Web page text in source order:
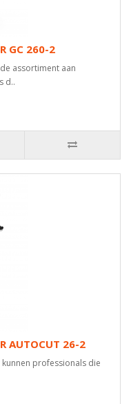
GC 260-2
assortiment aan
d..
AUTOCUT 26-2
kunnen professionals die